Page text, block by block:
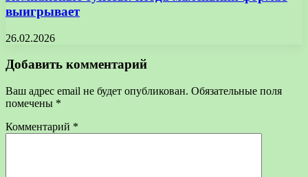
выигрывает
26.02.2026
Добавить комментарий
Ваш адрес email не будет опубликован. Обязательные поля
помечены *
Комментарий *